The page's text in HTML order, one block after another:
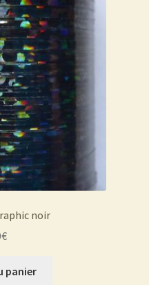
noir
€
panier